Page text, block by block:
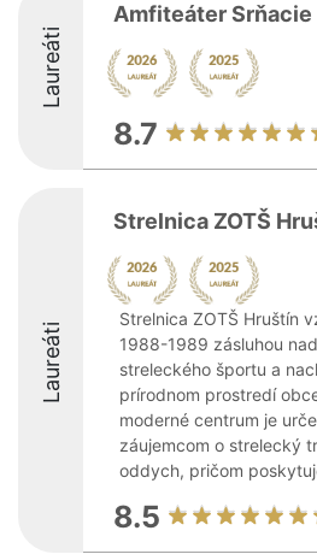
Laureáti
Amfiteáter Srňacie
8.7
Laureáti
Strelnica ZOTŠ
Strelnica ZOTŠ Hruštín
1988-1989 zásluhou
streleckého športu a
prírodnom prostredí
moderné centrum je
záujemcom o strelecký
oddych, pričom
8.5